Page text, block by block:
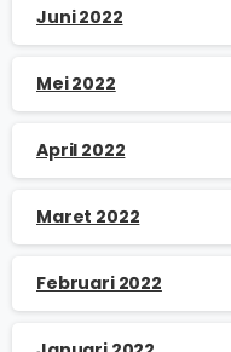
Juni 2022
Mei 2022
April 2022
Maret 2022
Februari 2022